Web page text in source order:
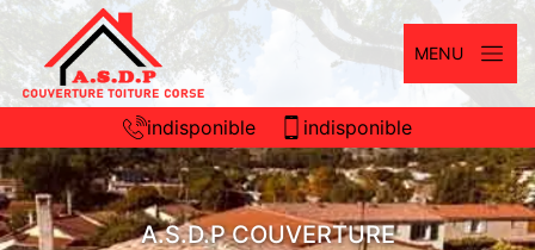
MENU
indisponible indisponible
A.S.D.P COUVERTURE